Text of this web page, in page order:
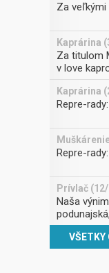
Za
Kaprárina
Za titulom
v love
Kaprárina
Repre-
Repre-
Prívlač
Naša
VŠETKY